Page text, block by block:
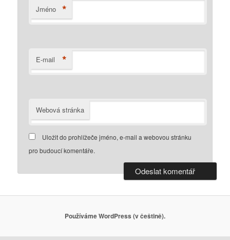
Jméno *
E-mail *
Webová stránka
Uložit do prohlížeče jméno, e-mail a webovou stránku
pro budoucí komentáře.
Používáme WordPress (v češtině).